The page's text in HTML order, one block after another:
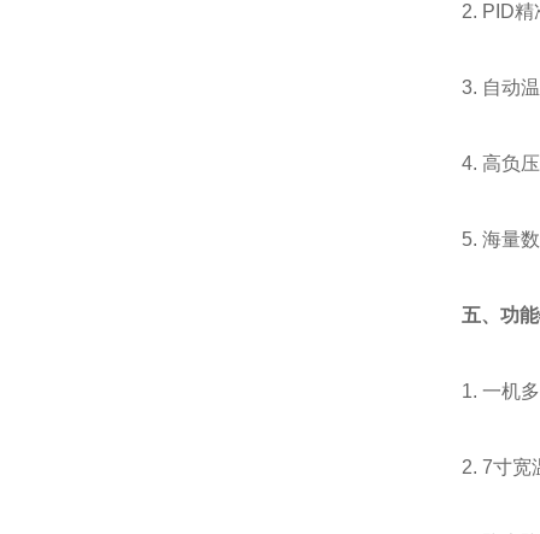
2. PID
3. 自动
4. 高负
5. 海量
五、功
1. 一机
2. 7寸宽